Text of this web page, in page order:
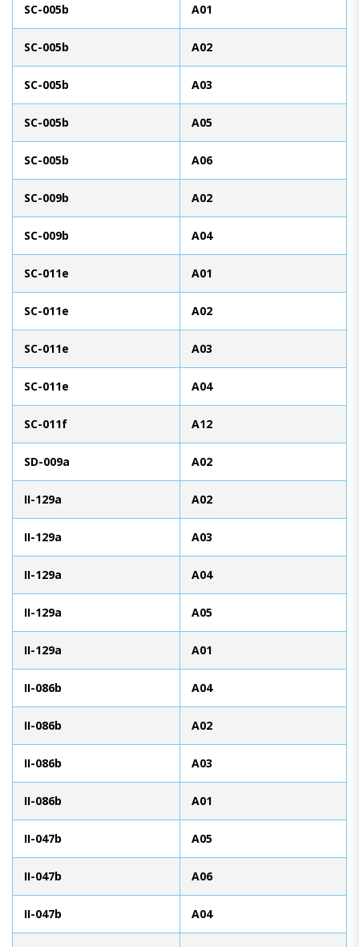
SC-005b A01
SC-005b A02
SC-005b A03
SC-005b A05
SC-005b A06
SC-009b A02
SC-009b A04
SC-011e A01
SC-011e A02
SC-011e A03
SC-011e A04
SC-011f A12
SD-009a A02
II-129a A02
II-129a A03
II-129a A04
II-129a A05
II-129a A01
II-086b A04
II-086b A02
II-086b A03
II-086b A01
II-047b A05
II-047b A06
II-047b A04